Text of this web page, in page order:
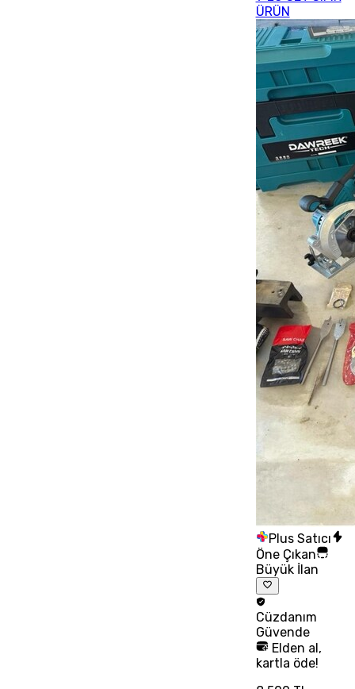
ÜRÜN
Plus Satıcı
Öne Çıkan
Büyük İlan
Cüzdanım
Güvende
Elden al,
kartla öde!